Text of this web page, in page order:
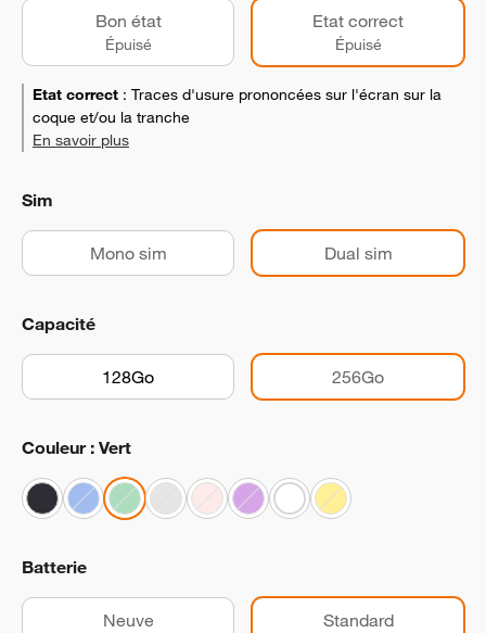
Bon état
Épuisé
Etat correct
Épuisé
Etat correct : Traces d'usure prononcées sur l'écran sur la
coque et/ou la tranche
En savoir plus
Sim
Mono sim Dual sim
Capacité
128Go 256Go
Couleur : Vert
Batterie
Neuve Standard